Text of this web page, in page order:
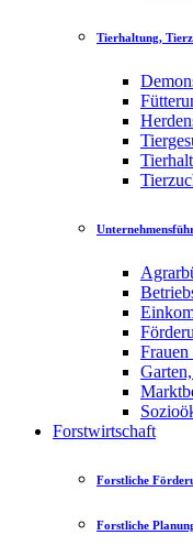
Tierhaltung,
Forstwirtschaft
Forstliche
Forstliche